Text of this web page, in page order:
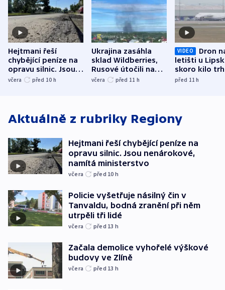
Hejtmani řeší
chybějící peníze na
opravu silnic. Jsou
nenárokové, namítá
včera před 10 h
Ukrajina zasáhla
sklad Wildberries,
Rusové útočili na
trh, hasiče či
včera před 11 h
VIDEO
Dron
letišti u
skoro kilo
indicie
před 11h
Aktuálně z rubriky Regiony
Hejtmani řeší chybějící peníze na
opravu silnic. Jsou nenárokové,
namítá ministerstvo
včera před 10 h
Policie vyšetřuje násilný čin v
Tanvaldu, bodná zranění při něm
utrpěli tři lidé
včera před 13 h
Začala demolice vyhořelé výškové
budovy ve Zlíně
včera před 13 h